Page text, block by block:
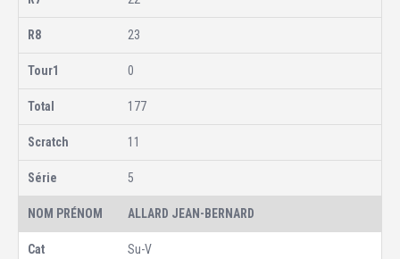
23
0
177
11
5
ALLARD JEAN-BERNARD
Su-V